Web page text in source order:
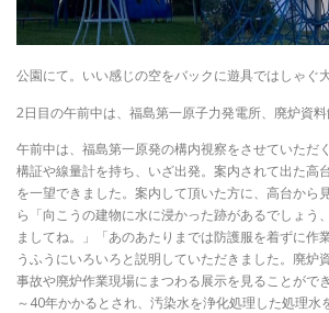
公園にて。いい感じの空をバックに遊具ではしゃぐ
2日目の午前中は、福島第一原子力発電所、廃炉資料
午前中は、福島第一原発の構内視察をさせていただ
構証や線量計を持ち、いざ出発。案内されて出た高
を一望できました。案内して頂いた方に、高台から
ら「向こうの建物に水に浸かった跡があるでしょう
ましてね。」「あのあたりまでは防護服を着ずに作
うふうにいろいろと説明していただきました。廃炉
事故や廃炉作業現場にまつわる展示を見ることがで
～40年かかるとされ、汚染水を浄化処理した処理水